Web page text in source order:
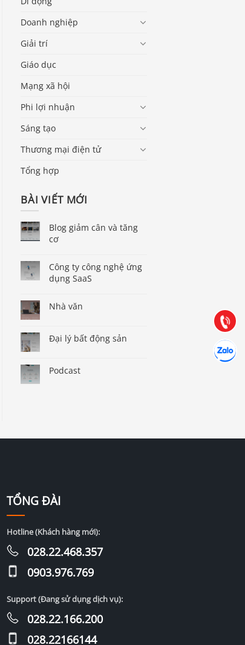
Doanh nghiệp
Giải trí
Giáo dục
Mạng xã hội
Phi lợi nhuận
Sáng tạo
Thương mại điện tử
Tổng hợp
BÀI VIẾT MỚI
Blog giảm cân và tăng
cơ
Công ty công nghệ ứng
dụng SaaS
Nhà văn
Đại lý bất động sản
Podcast
TỔNG ĐÀI
Hotline (Khách hàng mới):
028.22.468.357
0903.976.769
Support (Đang sử dụng dịch vụ):
028.22.166.200
028.22166144
Gọi cho
(028) 22.166.144
Chát